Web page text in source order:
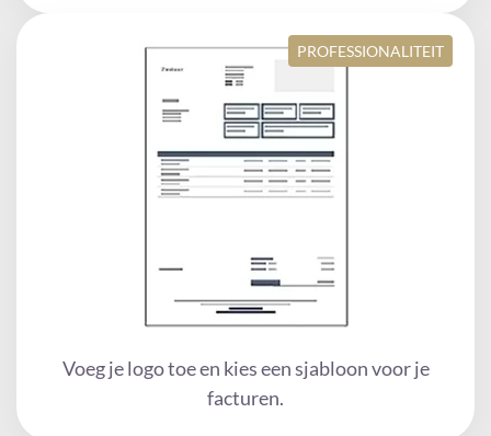
PROFESSIONALITEIT
Voeg je logo toe en kies een sjabloon voor je
facturen.